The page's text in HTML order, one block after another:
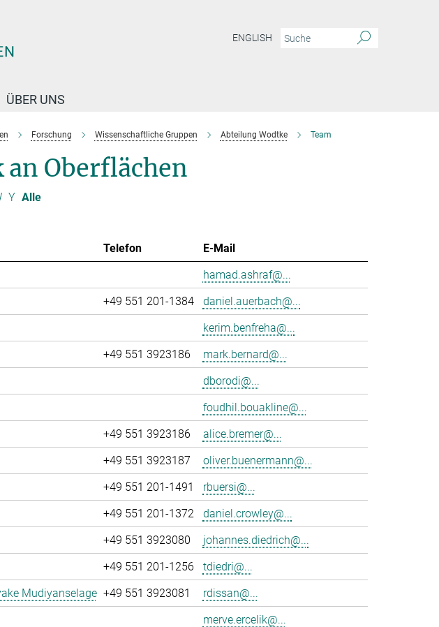
ENGLISH
ÜBER UNS
Forschung Wissenschaftliche Gruppen Abteilung Wodtke Team
Oberflächen
Y Alle
Telefon
E-Mail
hamad.ashraf@...
+49 551 201-1384
daniel.auerbach@...
kerim.benfreha@...
+49 551 3923186
mark.bernard@...
dborodi@...
foudhil.bouakline@...
+49 551 3923186
alice.bremer@...
+49 551 3923187
oliver.buenermann@...
+49 551 201-1491
rbuersi@...
+49 551 201-1372
daniel.crowley@...
+49 551 3923080
johannes.diedrich@...
+49 551 201-1256
tdiedri@...
Mudiyanselage +49 551 3923081
rdissan@...
merve.ercelik@...